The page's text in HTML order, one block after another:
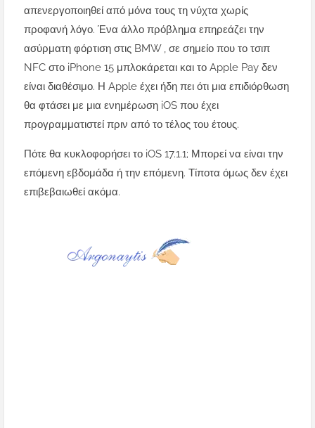
απενεργοποιηθεί από μόνα τους τη νύχτα χωρίς
προφανή λόγο. Ένα άλλο πρόβλημα επηρεάζει την
ασύρματη φόρτιση στις BMW , σε σημείο που το τσιπ
NFC στο iPhone 15 μπλοκάρεται και το Apple Pay δεν
είναι διαθέσιμο. Η Apple έχει ήδη πει ότι μια επιδιόρθωση
θα φτάσει με μια ενημέρωση iOS που έχει
προγραμματιστεί πριν από το τέλος του έτους.
Πότε θα κυκλοφορήσει το iOS 17.1.1; Μπορεί να είναι την
επόμενη εβδομάδα ή την επόμενη. Τίποτα όμως δεν έχει
επιβεβαιωθεί ακόμα.